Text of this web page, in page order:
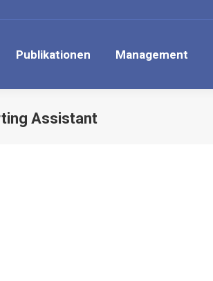
Publikationen Management
Assistant